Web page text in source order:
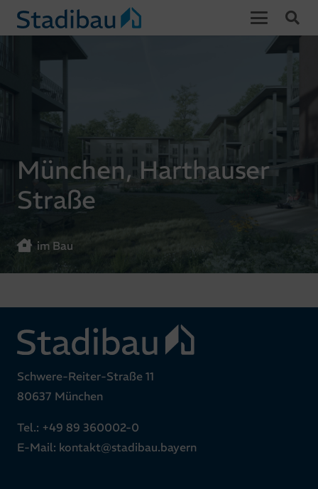
München, Harthauser
Straße
im Bau
Schwere-Reiter-Straße 11
80637 München
Tel.: +49 89 360002-0
E-Mail: kontakt@stadibau.bayern